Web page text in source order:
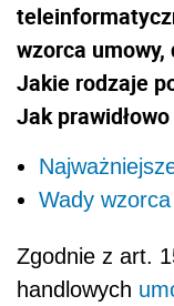
wzorca
Jakie rodzaje
Jak
Wady
Zgodnie z art.
handlowych